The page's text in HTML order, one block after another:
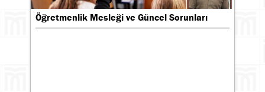
Öğretmenlik Mesleği ve Güncel Sorunları